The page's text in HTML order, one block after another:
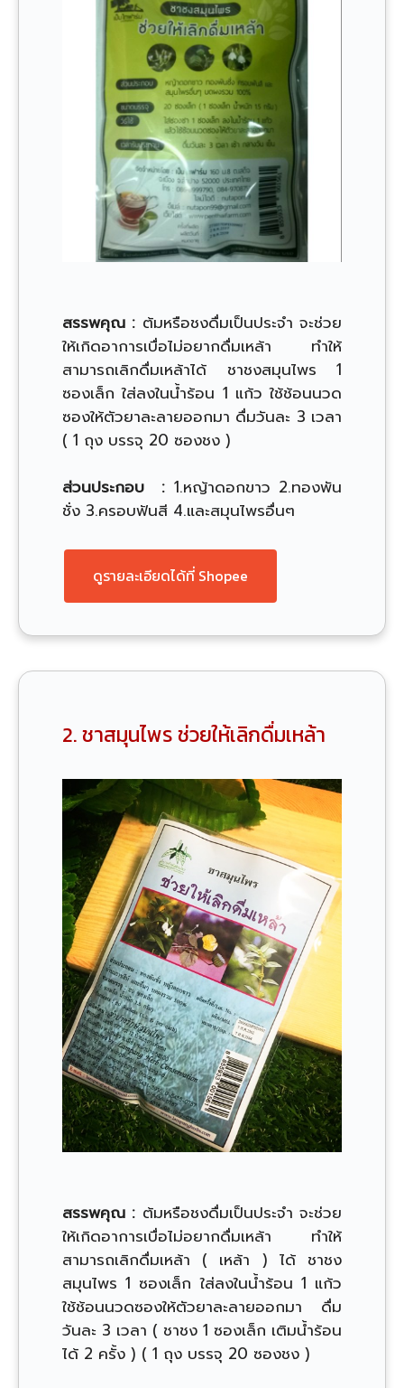
สรรพคุณ : ต้มหรือชงดื่มเป็นประจำ จะช่วย
ให้เกิดอาการเบื่อไม่อยากดื่มเหล้า ทำให้
สามารถเลิกดื่มเหล้าได้ ชาชงสมุนไพร 1
ซองเล็ก ใส่ลงในน้ำร้อน 1 แก้ว ใช้ช้อนนวด
ซองให้ตัวยาละลายออกมา ดื่มวันละ 3 เวลา
( 1 ถุง บรรจุ 20 ซองชง )
ส่วนประกอบ : 1.หญ้าดอกขาว 2.ทองพัน
ชั่ง 3.ครอบฟันสี 4.และสมุนไพรอื่นๆ
ดูรายละเอียดได้ที่ Shopee
2. ชาสมุนไพร ช่วยให้เลิกดื่มเหล้า
สรรพคุณ : ต้มหรือชงดื่มเป็นประจำ จะช่วย
ให้เกิดอาการเบื่อไม่อยากดื่มเหล้า ทำให้
สามารถเลิกดื่มเหล้า ( เหล้า ) ได้ ชาชง
สมุนไพร 1 ซองเล็ก ใส่ลงในน้ำร้อน 1 แก้ว
ใช้ช้อนนวดซองให้ตัวยาละลายออกมา ดื่ม
วันละ 3 เวลา ( ชาชง 1 ซองเล็ก เติมน้ำร้อน
ได้ 2 ครั้ง ) ( 1 ถุง บรรจุ 20 ซองชง )